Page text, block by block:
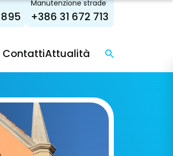
Manutenzione strade
+386 31 672 713
ContattiAttualità